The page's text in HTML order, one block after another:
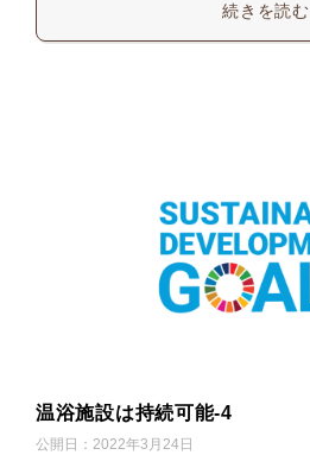
続きを読む
温浴施設は持続可能-4
公開日： 2022年3月24日